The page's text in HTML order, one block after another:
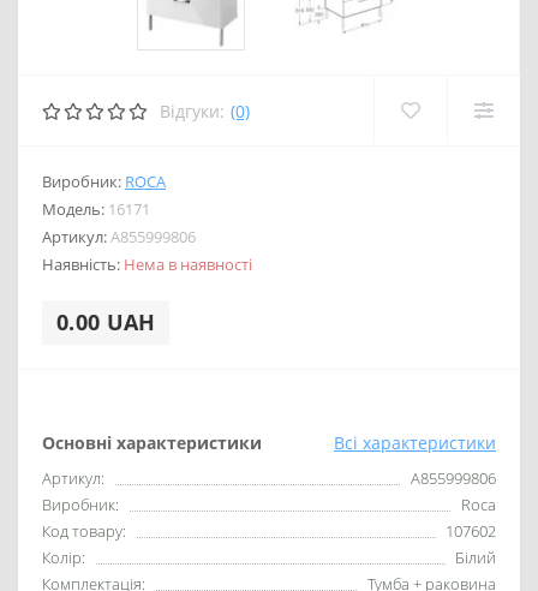
Відгуки: (0)
Виробник: ROCA
Модель: 16171
Артикул:A855999806
Наявність: Нема в наявності
0.00 UAH
Основні характеристики Всі характеристики
Артикул:
A855999806
Виробник:
Roca
Код товару:
107602
Колір:
Білий
Комплектація:
Тумба + раковина